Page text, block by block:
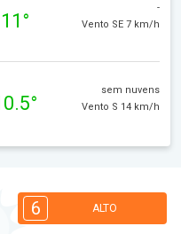
11°
-
Vento SE 7 km/h
sem nuvens
Vento S 14 km/h
6 ALTO